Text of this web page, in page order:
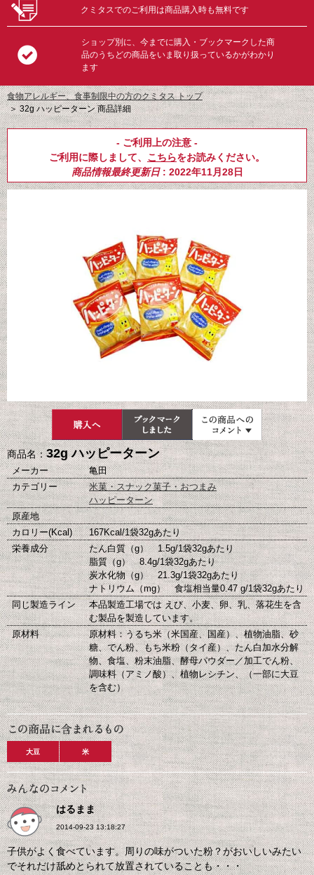
クミタスでのご利用は商品購入時も無料です
ショップ別に、今までに購入・ブックマークした商
品のうちどの商品をいま取り扱っているかがわかり
ます
食物アレルギー、食事制限中の方のクミタス トップ
＞32g ハッピーターン 商品詳細
- ご利用上の注意 -
ご利用に際しまして、 こちらをお読みください。
商品情報最終更新日: 2022年11月28日
商品名：32g ハッピーターン
メーカー
亀田
カテゴリー
米菓・スナック菓子・おつまみ
ハッピーターン
原産地
カロリー(Kcal)
167Kcal/1袋32gあたり
栄養成分
たん白質（g） 1.5g/1袋32gあたり
脂質（g） 8.4g/1袋32gあたり
炭水化物（g） 21.3g/1袋32gあたり
ナトリウム（mg） 食塩相当量0.47 g/1袋32gあたり
同じ製造ライン
本品製造工場では えび、小麦、卵、乳、落花生を含
む製品を製造しています。
原材料
原材料：うるち米（米国産、国産）、植物油脂、砂
糖、でん粉、もち米粉（タイ産）、たん白加水分解
物、食塩、粉末油脂、酵母パウダー／加工でん粉、
調味料（アミノ酸）、植物レシチン、（一部に大豆
を含む）
大豆 米
はるまま
2014-09-23 13:18:27
子供がよく食べています。周りの味がついた粉？がおいしいみたい
でそれだけ舐めとられて放置されていることも・・・